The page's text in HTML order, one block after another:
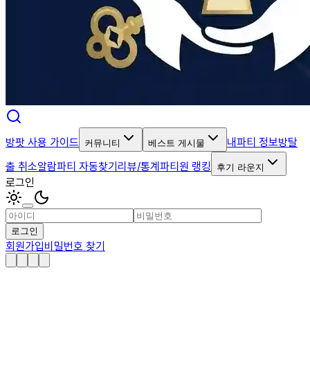
방팟 사용 가이드 커뮤니티 베스트 게시물 내파티 정보방탈
출 취소알람파티 자동찾기리뷰/통계파티원 랭킹 후기 라운지
로그인
로그인
회원가입비밀번호 찾기